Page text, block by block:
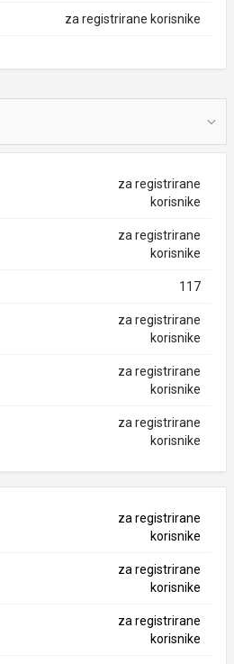
za registrirane korisnike
za registrirane
korisnike
za registrirane
korisnike
117
za registrirane
korisnike
za registrirane
korisnike
za registrirane
korisnike
za registrirane
korisnike
za registrirane
korisnike
za registrirane
korisnike